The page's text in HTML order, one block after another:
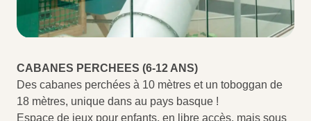
CABANES PERCHEES (6-12 ANS)
Des cabanes perchées à 10 mètres et un toboggan de
18 mètres, unique dans au pays basque !
Espace de jeux pour enfants, en libre accès, mais sous